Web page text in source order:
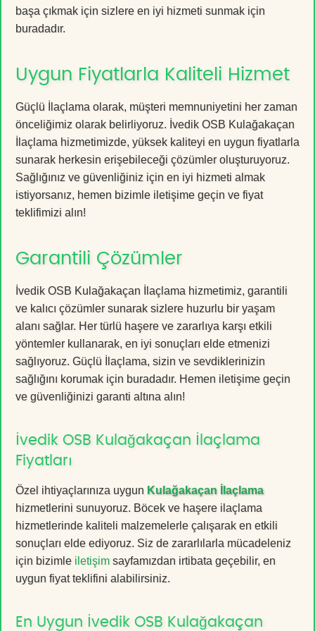
başa çıkmak için sizlere en iyi hizmeti sunmak için
buradadır.
Uygun Fiyatlarla Kaliteli Hizmet
Güçlü İlaçlama olarak, müşteri memnuniyetini her zaman
önceliğimiz olarak belirliyoruz. İvedik OSB Kulağakaçan
İlaçlama hizmetimizde, yüksek kaliteyi en uygun fiyatlarla
sunarak herkesin erişebileceği çözümler oluşturuyoruz.
Sağlığınız ve güvenliğiniz için en iyi hizmeti almak
istiyorsanız, hemen bizimle iletişime geçin ve fiyat
teklifimizi alın!
Garantili Çözümler
İvedik OSB Kulağakaçan İlaçlama hizmetimiz, garantili
ve kalıcı çözümler sunarak sizlere huzurlu bir yaşam
alanı sağlar. Her türlü haşere ve zararlıya karşı etkili
yöntemler kullanarak, en iyi sonuçları elde etmenizi
sağlıyoruz. Güçlü İlaçlama, sizin ve sevdiklerinizin
sağlığını korumak için buradadır. Hemen iletişime geçin
ve güvenliğinizi garanti altına alın!
İvedik OSB Kulağakaçan İlaçlama
Fiyatları
Özel ihtiyaçlarınıza uygun Kulağakaçan İlaçlama
hizmetlerini sunuyoruz. Böcek ve haşere ilaçlama
hizmetlerinde kaliteli malzemelerle çalışarak en etkili
sonuçları elde ediyoruz. Siz de zararlılarla mücadeleniz
için bizimle iletişim sayfamızdan irtibata geçebilir, en
uygun fiyat teklifini alabilirsiniz.
En Uygun İvedik OSB Kulağakaçan